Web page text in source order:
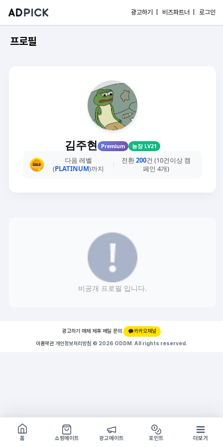
광고하기 | 비즈파트너 | 로그인
프로필
김주현 Premium 농장 LV21
다음 레벨
(PLATINUM)까지
전환200건 (10건이상 캠
페인 4개)
비공개 프로필 입니다.
광고하기 매체 제휴 메일 문의 |
카카오채널
이용약관 개인정보처리방침 © 2026 ODDM. All rights reserved.
쇼핑몰 구경하기
방문시 1G
홈
쇼핑메이트 광고메이트 포인트 더보기